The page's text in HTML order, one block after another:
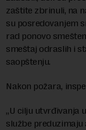
zaštite zbrinuli, na
su posredovanjеm
rad ponovo
smеštaj odraslih i
saopštenju.
Nakon požara,
„U cilju utvrđivanja
službе